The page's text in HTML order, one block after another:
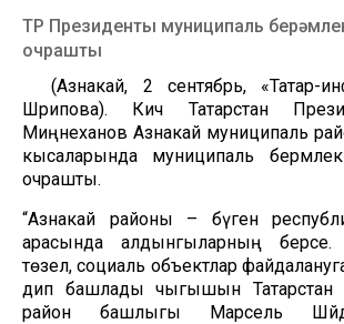
ТР Президенты муниципаль
очрашты
(Азнакай, 2 сентябрь, «Татар-
Шәрипова). Кичә Татарстан
Миңнеханов Азнакай муниципаль
кысаларында муниципаль
очрашты.
“Азнакай районы – бүген
арасында алдынгыларның берсе.
төзелә, социаль объектлар
дип башлады чыгышын Татарстан
район башлыгы Марсель